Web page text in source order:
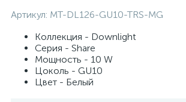
Артикул: MT-DL126-GU10-TRS-MG
Коллекция - Downlight
Серия - Share
Мощность - 10 W
Цоколь - GU10
Цвет - Белый